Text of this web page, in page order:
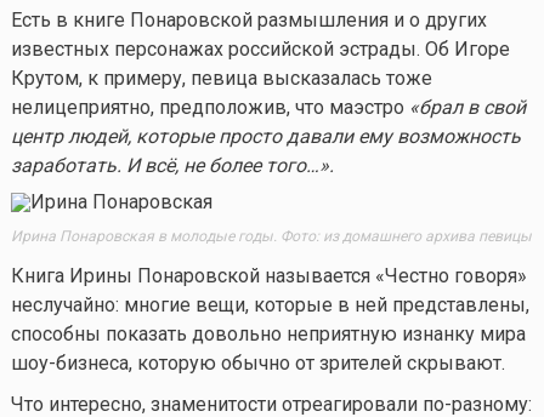
Есть в книге Понаровской размышления и о других
известных персонажах российской эстрады. Об Игоре
Крутом, к примеру, певица высказалась тоже
нелицеприятно, предположив, что маэстро «брал в свой
центр людей, которые просто давали ему возможность
заработать. И всё, не более того…».
Ирина Понаровская в молодые годы. Фото: из домашнего архива певицы
Книга Ирины Понаровской называется «Честно говоря»
неслучайно: многие вещи, которые в ней представлены,
способны показать довольно неприятную изнанку мира
шоу-бизнеса, которую обычно от зрителей скрывают.
Что интересно, знаменитости отреагировали по-разному: